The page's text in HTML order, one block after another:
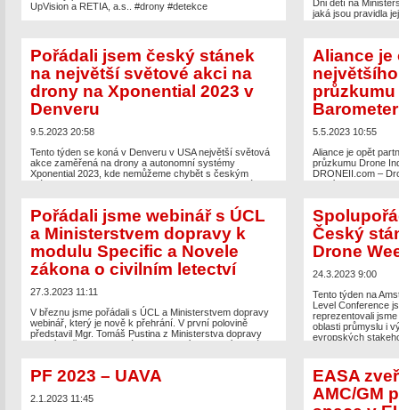
UpVision a RETIA, a.s.. #drony #detekce
bezpilotní letecký průmysl
Dni dětí na
jaká jsou pravidla
The postAliance
dopravy a
appeared first on
průmysl.
Pořádali jsem český stánek
na největší světové akci na
drony na Xponential 2023 v
Denveru
9.5.2023 20:58
Tento týden se koná v Denveru v USA největší světová
akce zaměřená na drony a autonomní systémy
Xponential 2023, kde nemůžeme chybět s českým
kde jsme představili český průmysl a výzkum s drony a
české firmy Dronetag, LIAZ, UpVision a […]
The postPořádali jsem český stánek na největší
světové akci na drony na Xponential 2023 v Denveru
appeared first onUAV Aliance pro bezpilotní letecký
průmysl.
Aliance je
5.5.2023 10:55
Aliance je opět
průzkumu Drone
DRONEII.com –
barometer-2023-
vyhrát Skydio
roce […]
The postAliance je
průzkumu Drone
onUAV Aliance
Pořádali jsme webinář s ÚCL
a Ministerstvem dopravy k
modulu Specific a Novele
zákona o civilním letectví
27.3.2023 11:11
V březnu jsme pořádali s ÚCL a Ministerstvem dopravy
webinář, který je nově k přehrání. V první polovině
představil Mgr. Tomáš Pustina z Ministerstva dopravy
Specific, který lze […]
The post Pořádali jsme webinář s ÚCL a Ministerstvem
Český
Drone
24.3.2023 9:00
Tento týden na
Level Conference
reprezentovali
oblasti průmyslu i
evropských
The post
Amsterdam Drone
Aliance pro
PF 2023 – UAVA
2.1.2023 11:45
EASA
AMC/GM